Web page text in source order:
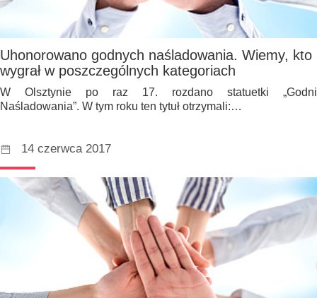
Uhonorowano godnych naśladowania. Wiemy, kto
wygrał w poszczególnych kategoriach
W Olsztynie po raz 17. rozdano statuetki „Godni
Naśladowania”. W tym roku ten tytuł otrzymali:…
14 czerwca 2017